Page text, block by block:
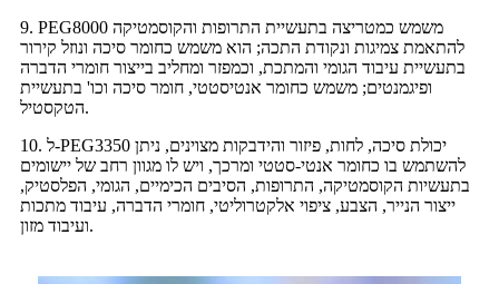
9. PEG8000 משמש כמטריצה ​​בתעשיית התרופות והקוסמטיקה
להתאמת צמיגות ונקודת התכה; הוא משמש כחומר סיכה ונוזל קירור
בתעשיית עיבוד הגומי והמתכת, וכמפזר ומחליב בייצור חומרי הדברה
ופיגמנטים; משמש כחומר אנטיסטטי, חומר סיכה וכו' בתעשיית
הטקסטיל.
10. ל-PEG3350 יכולת סיכה, לחות, פיזור והידבקות מצוינים, ניתן
להשתמש בו כחומר אנטי-סטטי ומרכך, ויש לו מגוון רחב של יישומים
בתעשיות הקוסמטיקה, התרופות, הסיבים הכימיים, הגומי, הפלסטיק,
ייצור הנייר, הצבע, ציפוי אלקטרוליטי, חומרי הדברה, עיבוד מתכות
ועיבוד מזון.